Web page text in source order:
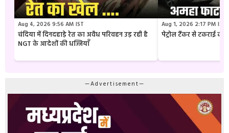
Aug 4, 2026 9:56 AM IST
चंदिया में दिनदहाड़े रेत का अवैध परिवहन उड़ रही है
NGT के आदेशों की धज्जियाँ
Aug 1, 2026 2:17 PM IST
पेट्रोल टैंकर से टकराई
—Advertisement—